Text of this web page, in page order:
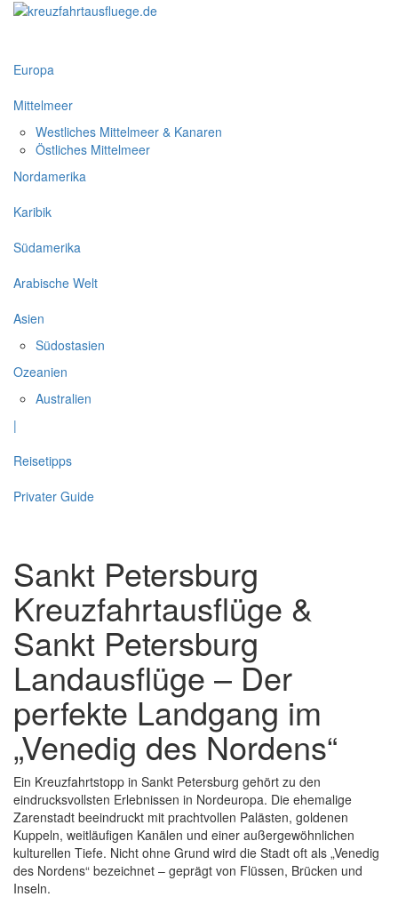
Europa
Mittelmeer
Westliches Mittelmeer & Kanaren
Östliches Mittelmeer
Nordamerika
Karibik
Südamerika
Arabische Welt
Asien
Südostasien
Ozeanien
Australien
|
Reisetipps
Privater Guide
Sankt Petersburg
Kreuzfahrtausflüge &
Sankt Petersburg
Landausflüge – Der
perfekte Landgang im
„Venedig des Nordens“
Ein Kreuzfahrtstopp in Sankt Petersburg gehört zu den
eindrucksvollsten Erlebnissen in Nordeuropa. Die ehemalige
Zarenstadt beeindruckt mit prachtvollen Palästen, goldenen
Kuppeln, weitläufigen Kanälen und einer außergewöhnlichen
kulturellen Tiefe. Nicht ohne Grund wird die Stadt oft als „Venedig
des Nordens“ bezeichnet – geprägt von Flüssen, Brücken und
Inseln.